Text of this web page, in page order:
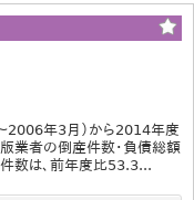
2006年3月）から2014年度
業者の倒産件数・負債総額
件数は、前年度比53.3...